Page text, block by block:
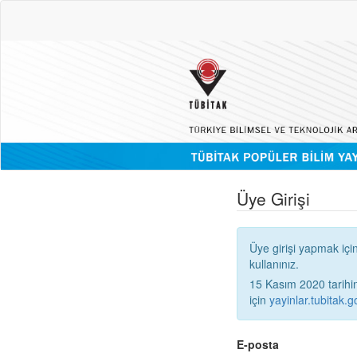
Üye Girişi
Üye girişi yapmak için
kullanınız.
15 Kasım 2020
için
E-posta